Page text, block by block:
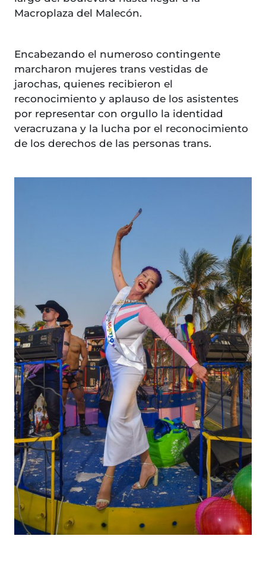
Macroplaza del Malecón.
Encabezando el numeroso contingente
marcharon mujeres trans vestidas de
jarochas, quienes recibieron el
reconocimiento y aplauso de los asistentes
por representar con orgullo la identidad
veracruzana y la lucha por el reconocimiento
de los derechos de las personas trans.